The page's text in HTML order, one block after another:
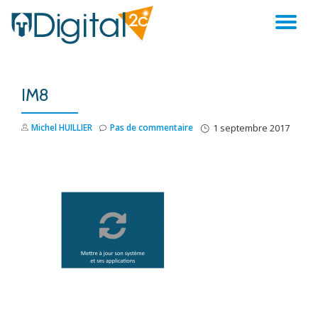
Aller
IM8
Michel HUILLIER 1 septembre 2017
Pas de commentaire